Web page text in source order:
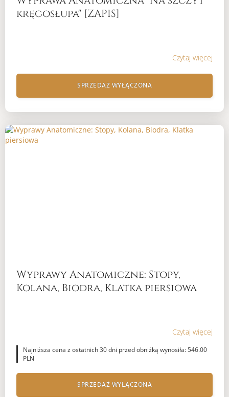
kręgosłupa'' [ZAPIS]
Czytaj więcej
SPRZEDAŻ WYŁĄCZONA
Wyprawy Anatomiczne: Stopy,
Kolana, Biodra, Klatka piersiowa
Czytaj więcej
Najniższa cena z ostatnich 30 dni przed obniżką wynosiła: 546.00
PLN
SPRZEDAŻ WYŁĄCZONA